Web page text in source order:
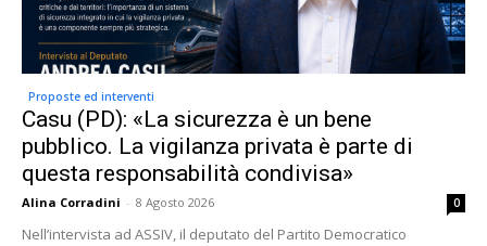
Proposte ed interventi
Casu (PD): «La sicurezza è un bene
pubblico. La vigilanza privata è parte di
questa responsabilità condivisa»
Alina Corradini - 8 Agosto 2026 0
Nell’intervista ad ASSIV, il deputato del Partito Democratico